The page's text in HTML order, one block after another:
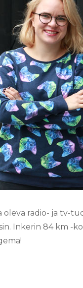
oleva radio- ja tv-
Inkerin 84 km -